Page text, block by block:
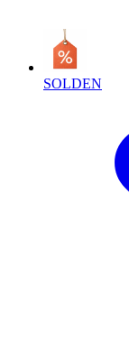
SOLDEN